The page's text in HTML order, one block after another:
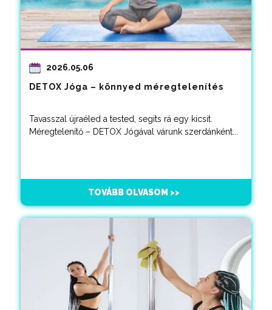
2026.05.06
DETOX Jóga – könnyed méregtelenítés
Tavasszal újraéled a tested, segíts rá egy kicsit.
Méregtelenítő – DETOX Jógával várunk szerdánként...
TOVÁBB OLVASOM >>